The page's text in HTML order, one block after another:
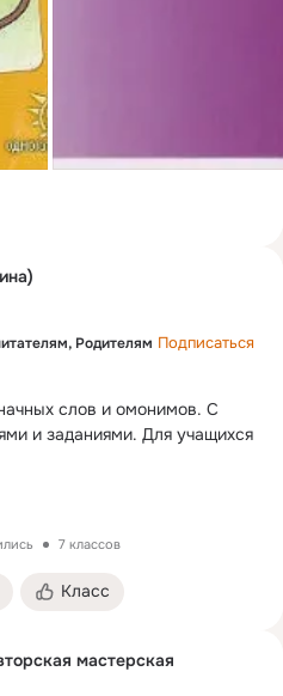
Родителям Подписаться
слов и омонимов. С
и заданиями. Для учащихся
7 классов
Класс
мастерская